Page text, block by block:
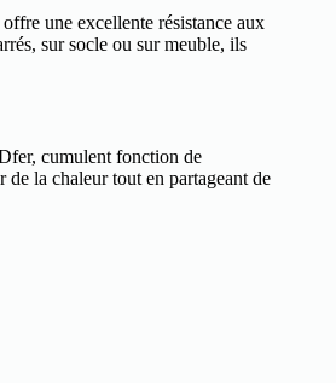
une excellente résistance aux
sur socle ou sur meuble, ils
cumulent fonction de
la chaleur tout en partageant de